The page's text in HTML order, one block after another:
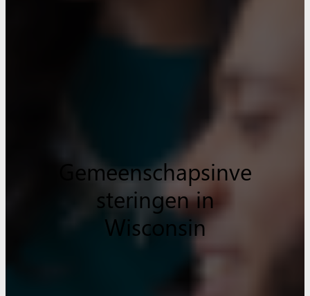
Gemeenschapsinve
steringen in
Wisconsin